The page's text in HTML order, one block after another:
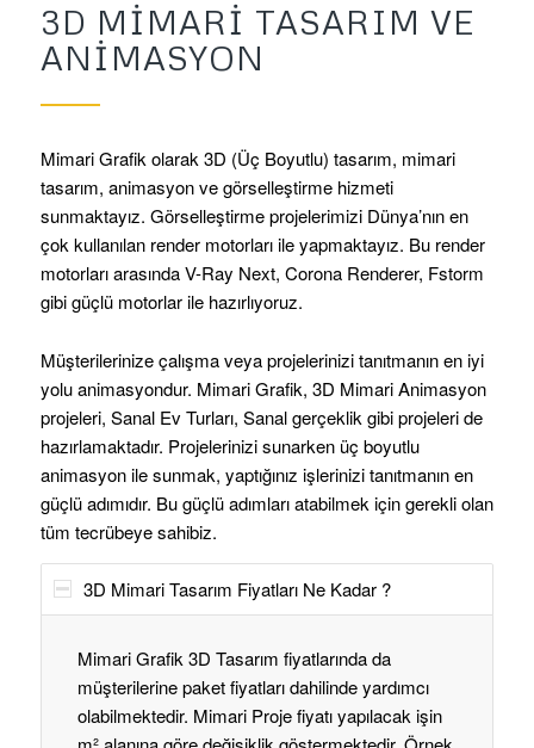
3D MIMARI TASARIM VE
ANIMASYON
Mimari Grafik olarak 3D (Üç Boyutlu) tasarım, mimari
tasarım, animasyon ve görselleştirme hizmeti
sunmaktayız. Görselleştirme projelerimizi Dünya’nın en
çok kullanılan render motorları ile yapmaktayız. Bu render
motorları arasında V-Ray Next, Corona Renderer, Fstorm
gibi güçlü motorlar ile hazırlıyoruz.
Müşterilerinize çalışma veya projelerinizi tanıtmanın en iyi
yolu animasyondur. Mimari Grafik, 3D Mimari Animasyon
projeleri, Sanal Ev Turları, Sanal gerçeklik gibi projeleri de
hazırlamaktadır. Projelerinizi sunarken üç boyutlu
animasyon ile sunmak, yaptığınız işlerinizi tanıtmanın en
güçlü adımıdır. Bu güçlü adımları atabilmek için gerekli olan
tüm tecrübeye sahibiz.
3D Mimari Tasarım Fiyatları Ne Kadar ?
Mimari Grafik 3D Tasarım fiyatlarında da
müşterilerine paket fiyatları dahilinde yardımcı
olabilmektedir. Mimari Proje fiyatı yapılacak işin